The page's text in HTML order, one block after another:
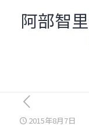
阿部智
2015年8月7日